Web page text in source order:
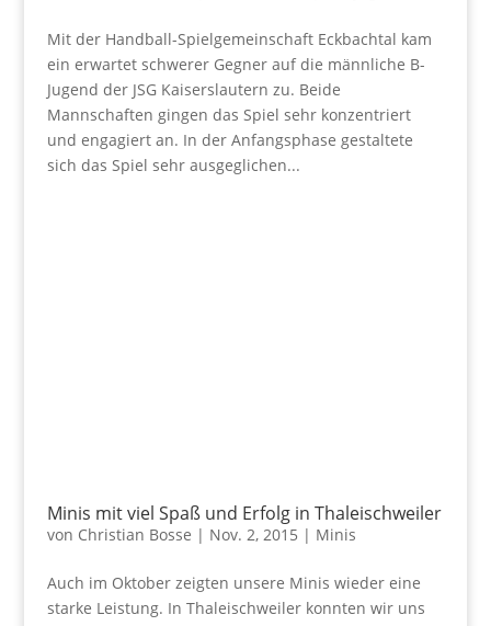
Mit der Handball-Spielgemeinschaft Eckbachtal kam
ein erwartet schwerer Gegner auf die männliche B-
Jugend der JSG Kaiserslautern zu. Beide
Mannschaften gingen das Spiel sehr konzentriert
und engagiert an. In der Anfangsphase gestaltete
sich das Spiel sehr ausgeglichen...
Minis mit viel Spaß und Erfolg in Thaleischweiler
von Christian Bosse | Nov. 2, 2015 | Minis
Auch im Oktober zeigten unsere Minis wieder eine
starke Leistung. In Thaleischweiler konnten wir uns